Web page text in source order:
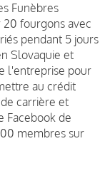
Funèbres
fourgons avec
pendant 5 jours
Slovaquie et
l'entreprise pour
au crédit
carrière et
Facebook de
membres sur